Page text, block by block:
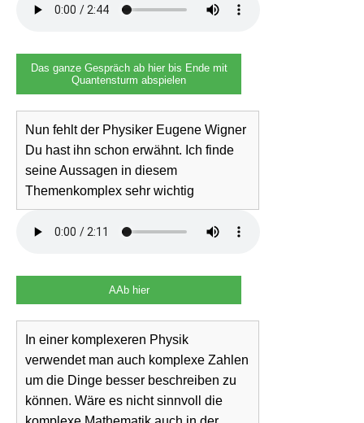
Das ganze Gespräch ab hier bis Ende mit
Quantensturm abspielen
Nun fehlt der Physiker Eugene Wigner
Du hast ihn schon erwähnt. Ich finde
seine Aussagen in diesem
Themenkomplex sehr wichtig
AAb hier
In einer komplexeren Physik
verwendet man auch komplexe Zahlen
um die Dinge besser beschreiben zu
können. Wäre es nicht sinnvoll die